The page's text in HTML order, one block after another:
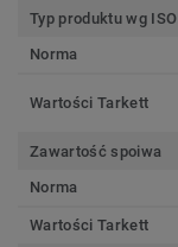
Typ produktu wg ISO
Norma
Wartości Tarkett
Zawartość spoiwa
Norma
Wartości Tarkett